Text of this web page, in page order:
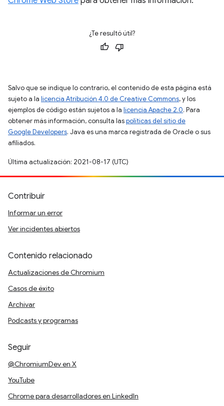
¿Te resultó útil?
Salvo que se indique lo contrario, el contenido de esta página está
sujeto a la licencia Atribución 4.0 de Creative Commons, y los
ejemplos de código están sujetos a la licencia Apache 2.0. Para
obtener más información, consulta laspolíticas del sitio de
Google Developers. Java es una marca registrada de Oracle o sus
afiliados.
Última actualización: 2021-08-17 (UTC)
Contribuir
Informar un error
Ver incidentes abiertos
Contenido relacionado
Actualizaciones de Chromium
Casos de éxito
Archivar
Podcasts y programas
Seguir
@ChromiumDev en X
YouTube
Chrome para desarrolladores en LinkedIn